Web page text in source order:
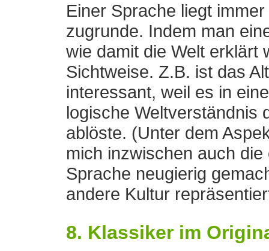
Einer Sprache liegt
zugrunde. Indem man
wie damit die Welt erklärt
Sichtweise. Z.B. ist das
interessant, weil es in
logische Weltverständnis
ablöste. (Unter dem
mich inzwischen auch
Sprache neugierig
andere Kultur
8. Klassiker im